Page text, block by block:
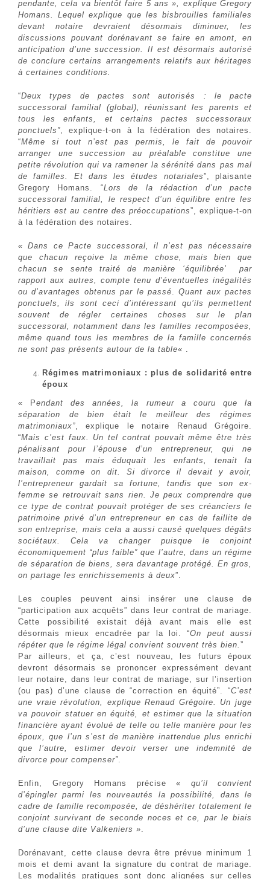
pendante, cela va bientôt faire 5 ans », explique Gregory
Homans. Lequel explique que les bisbrouilles familiales
devant notaire devraient désormais diminuer, les
discussions pouvant dorénavant se faire en amont, en
anticipation d’une succession. Il est désormais autorisé
de conclure certains arrangements relatifs aux héritages
à certaines conditions.
“Deux types de pactes sont autorisés : le pacte
successoral familial (global), réunissant les parents et
tous les enfants, et certains pactes successoraux
ponctuels”, explique-t-on à la fédération des notaires.
“Même si tout n’est pas permis, le fait de pouvoir
arranger une succession au préalable constitue une
petite révolution qui va ramener la sérénité dans pas mal
de familles. Et dans les études notariales”, plaisante
Gregory Homans. “Lors de la rédaction d’un pacte
successoral familial, le respect d’un équilibre entre les
héritiers est au centre des préoccupations”, explique-t-on
à la fédération des notaires.
« Dans ce Pacte successoral, il n’est pas nécessaire
que chacun reçoive la même chose, mais bien que
chacun se sente traité de manière ‘équilibrée’ par
rapport aux autres, compte tenu d’éventuelles inégalités
ou d’avantages obtenus par le passé.Quant aux pactes
ponctuels, ils sont ceci d’intéressant qu’ils permettent
souvent de régler certaines choses sur le plan
successoral, notamment dans les familles recomposées,
même quand tous les membres de la famille concernés
ne sont pas présents autour de la table« .
Régimes matrimoniaux : plus de solidarité entre
époux
« Pendant des années, la rumeur a couru que la
séparation de bien était le meilleur des régimes
matrimoniaux”, explique le notaire Renaud Grégoire.
“Mais c’est faux. Un tel contrat pouvait même être très
pénalisant pour l’épouse d’un entrepreneur, qui ne
travaillait pas mais éduquait les enfants, tenait la
maison, comme on dit. Si divorce il devait y avoir,
l’entrepreneur gardait sa fortune, tandis que son ex-
femme se retrouvait sans rien. Je peux comprendre que
ce type de contrat pouvait protéger de ses créanciers le
patrimoine privé d’un entrepreneur en cas de faillite de
son entreprise, mais cela a aussi causé quelques dégâts
sociétaux. Cela va changer puisque le conjoint
économiquement “plus faible” que l’autre, dans un régime
de séparation de biens, sera davantage protégé. En gros,
on partage les enrichissements à deux”.
Les couples peuvent ainsi insérer une clause de
“participation aux acquêts” dans leur contrat de mariage.
Cette possibilité existait déjà avant mais elle est
désormais mieux encadrée par la loi. “On peut aussi
répéter que le régime légal convient souvent très bien. ”
Par ailleurs, et ça, c’est nouveau, les futurs époux
devront désormais se prononcer expressément devant
leur notaire, dans leur contrat de mariage, sur l’insertion
(ou pas) d’une clause de “correction en équité”. “C’est
une vraie révolution, explique Renaud Grégoire. Un juge
va pouvoir statuer en équité, et estimer que la situation
financière ayant évolué de telle ou telle manière pour les
époux, que l’un s’est de manière inattendue plus enrichi
que l’autre, estimer devoir verser une indemnité de
divorce pour compenser”.
Enfin, Gregory Homans précise « qu’il convient
d’épingler parmi les nouveautés la possibilité, dans le
cadre de famille recomposée, de déshériter totalement le
conjoint survivant de seconde noces et ce, par le biais
d’une clause dite Valkeniers ».
Dorénavant, cette clause devra être prévue minimum 1
mois et demi avant la signature du contrat de mariage.
Les modalités pratiques sont donc alignées sur celles